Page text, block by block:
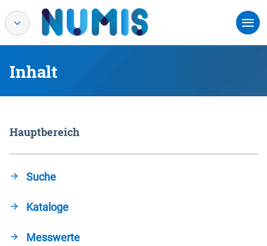
Inhalt
Hauptbereich
Suche
Kataloge
Messwerte